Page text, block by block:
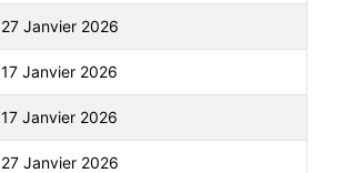
27 Janvier 2026
17 Janvier 2026
17 Janvier 2026
27 Janvier 2026